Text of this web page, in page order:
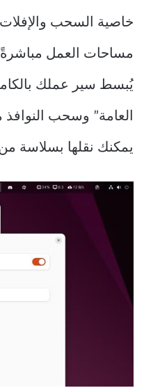
خاصية السحب
مساحات العمل
يُبسط سير عملك
العامة” وسحب
يمكنك نقلها بسلاسة